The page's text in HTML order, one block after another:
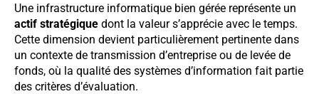
Une infrastructure informatique bien gérée représente un
actif stratégique dont la valeur s’apprécie avec le temps.
Cette dimension devient particulièrement pertinente dans
un contexte de transmission d’entreprise ou de levée de
fonds, où la qualité des systèmes d’information fait partie
des critères d’évaluation.